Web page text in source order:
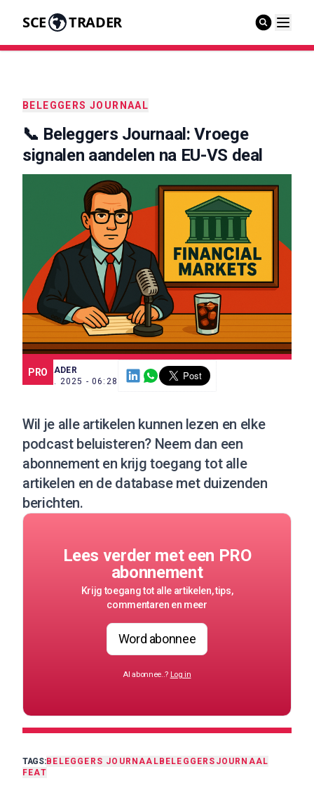
SCE TRADER
BELEGGERS JOURNAAL
📞 Beleggers Journaal: Vroege
signalen aandelen na EU-VS deal
PRO
SCE TRADER
28 JUL. 2025 - 06:28
Wil je alle artikelen kunnen lezen en elke
podcast beluisteren? Neem dan een
abonnementen krijg toegang tot alle
artikelen en de database met duizenden
berichten.
Lees verder met een PRO
abonnement
Krijg toegang tot alle artikelen, tips,
commentaren en meer
Word abonnee
Al abonnee..? Log in
TAGS:BELEGGERS JOURNAAL BELEGGERSJOURNAAL
FEAT